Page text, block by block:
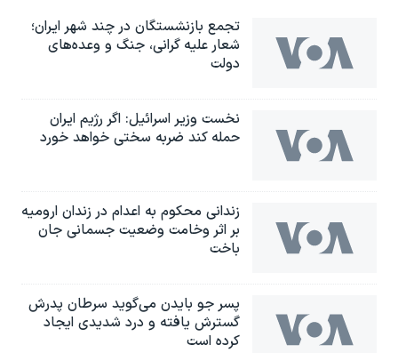
تجمع بازنشستگان در چند شهر ایران؛
شعار علیه گرانی، جنگ و وعده‌های
دولت
نخست وزیر اسرائيل: اگر رژیم ایران
حمله کند ضربه سختی خواهد خورد
زندانی محکوم به اعدام در زندان ارومیه
بر اثر وخامت وضعیت جسمانی جان
باخت
پسر جو بایدن می‌گوید سرطان پدرش
گسترش یافته و درد شدیدی ایجاد
کرده است